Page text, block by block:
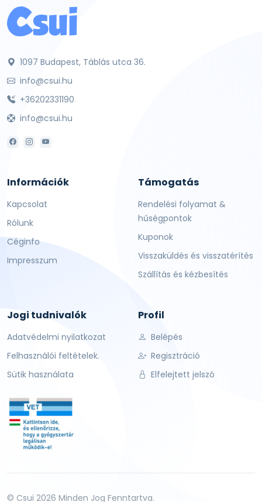
1097 Budapest, Táblás utca 36.
info@csui.hu
+36202331190
info@csui.hu
Információk
Kapcsolat
Rólunk
Céginfo
Impresszum
Támogatás
Rendelési folyamat &
hűségpontok
Kuponok
Visszaküldés és visszatérítés
Szállítás és kézbesítés
Jogi tudnivalók
Adatvédelmi nyilatkozat
Felhasználói feltételek.
Sütik használata
Profil
Belépés
Regisztráció
Elfelejtett jelszó
© Csui 2026 Minden Jog Fenntartva.